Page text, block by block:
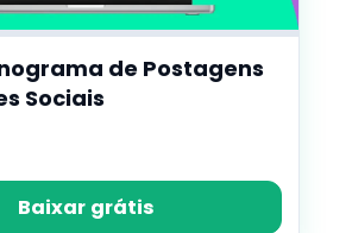
de Postagens
Sociais
Baixar grátis